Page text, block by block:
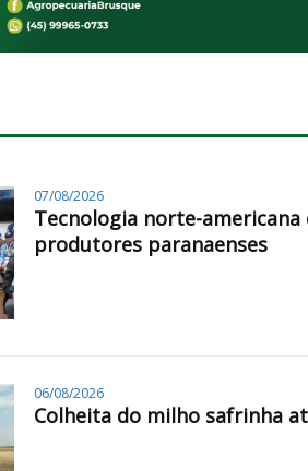
07/08/2026
Tecnologia norte-
produtores paranaenses
06/08/2026
Colheita do milho safrinha